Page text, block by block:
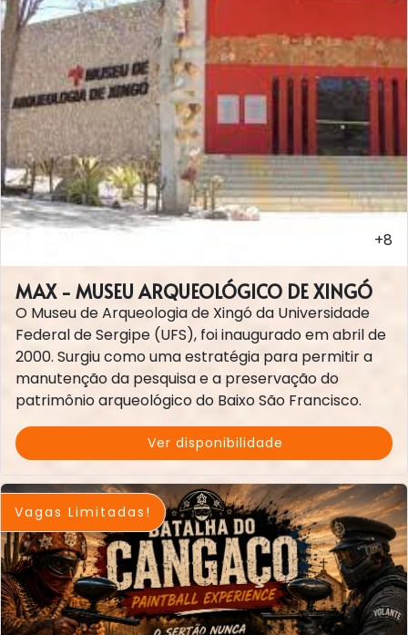
+8
MAX - MUSEU ARQUEOLÓGICO DE XINGÓ
O Museu de Arqueologia de Xingó da Universidade
Federal de Sergipe (UFS), foi inaugurado em abril de
2000. Surgiu como uma estratégia para permitir a
manutenção da pesquisa e a preservação do
patrimônio arqueológico do Baixo São Francisco.
Ver disponibilidade
Vagas Limitadas!